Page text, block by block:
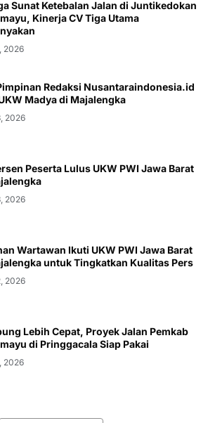
Sunat Ketebalan Jalan di Juntikedokan
Kinerja CV Tiga Utama
2026
Redaksi Nusantaraindonesia.id
Madya di Majalengka
2026
Peserta Lulus UKW PWI Jawa Barat
2026
Wartawan Ikuti UKW PWI Jawa Barat
untuk Tingkatkan Kualitas Pers
2026
Lebih Cepat, Proyek Jalan Pemkab
di Pringgacala Siap Pakai
2026